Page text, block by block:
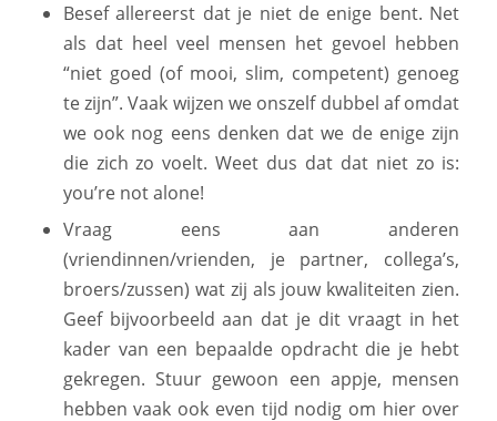
Besef allereerst dat je niet de enige bent. Net
als dat heel veel mensen het gevoel hebben
“niet goed (of mooi, slim, competent) genoeg
te zijn”. Vaak wijzen we onszelf dubbel af omdat
we ook nog eens denken dat we de enige zijn
die zich zo voelt. Weet dus dat dat niet zo is:
you’re not alone!
Vraag eens aan anderen
(vriendinnen/vrienden, je partner, collega’s,
broers/zussen) wat zij als jouw kwaliteiten zien.
Geef bijvoorbeeld aan dat je dit vraagt in het
kader van een bepaalde opdracht die je hebt
gekregen. Stuur gewoon een appje, mensen
hebben vaak ook even tijd nodig om hier over